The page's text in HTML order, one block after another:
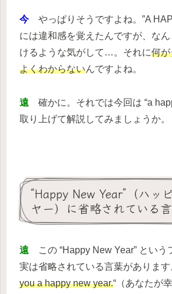
今 やっぱりそうですよね。”A
には違和感を覚えたんですが、な
けるような気がして…。それに何
よくわからないんですよね。
遠 確かに。それでは今回は “a
取り上げて解説してみましょうか。
“Happy New Year”（ハッ
ヤー）に省略されている
遠 この “Happy New Year” という
実は省略されている言葉があります
you a happy new year.“（あなたが